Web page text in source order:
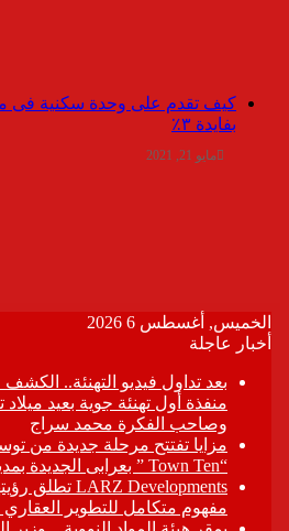
كيف تقدم على وحدة سكنية فى
بفايدة ٣٪
مايو 21, 2021